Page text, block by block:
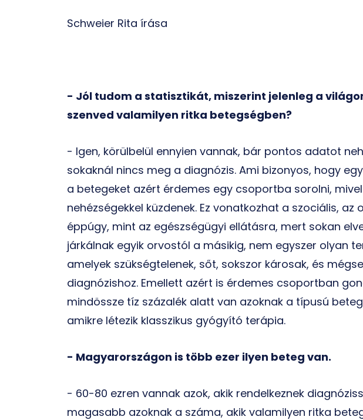
Schweier Rita írása
- Jól tudom a statisztikát, miszerint jelenleg a
szenved valamilyen ritka betegségben?
- Igen, körülbelül ennyien vannak, bár pontos adatot
sokaknál nincs meg a diagnózis. Ami bizonyos, hogy
a betegeket azért érdemes egy csoportba sorolni,
nehézségekkel küzdenek. Ez vonatkozhat a szociális,
éppúgy, mint az egészségügyi ellátásra, mert sokan
járkálnak egyik orvostól a másikig, nem egyszer olyan
amelyek szükségtelenek, sőt, sokszor károsak, és
diagnózishoz. Emellett azért is érdemes csoportban
mindössze tíz százalék alatt van azoknak a típusú
amikre létezik klasszikus gyógyító terápia.
- Magyarországon is több ezer ilyen beteg van.
- 60-80 ezren vannak azok, akik rendelkeznek
magasabb azoknak a száma, akik valamilyen ritka